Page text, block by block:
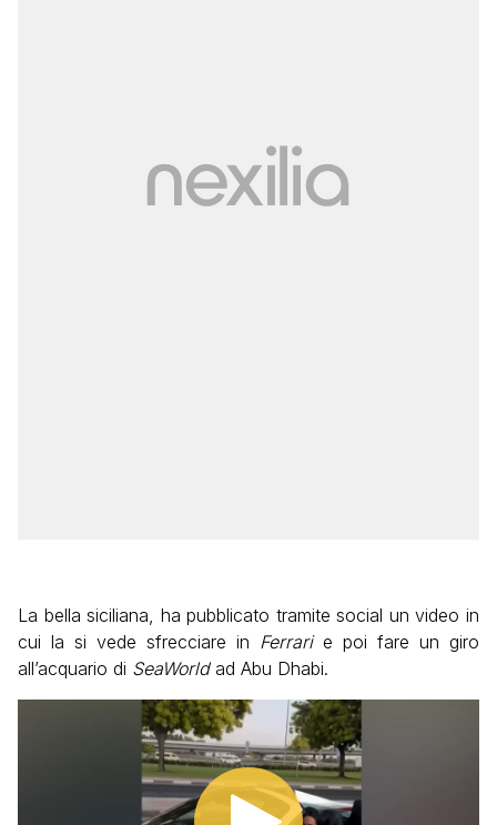
La bella siciliana, ha pubblicato tramite social un video in
cui la si vede sfrecciare in Ferrari e poi fare un giro
all’acquario di SeaWorld ad Abu Dhabi.